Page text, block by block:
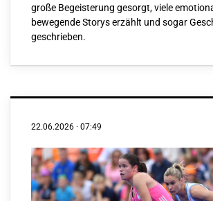
große Begeisterung gesorgt, viele
bewegende Storys erzählt und sogar
geschrieben.
22.06.2026 · 07:49